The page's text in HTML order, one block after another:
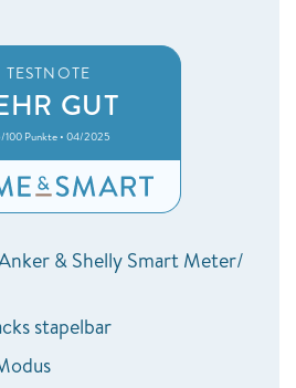
TESTNOTE
GUT
100 Punkte • 04/2025
& Shelly Smart Meter/
stapelbar